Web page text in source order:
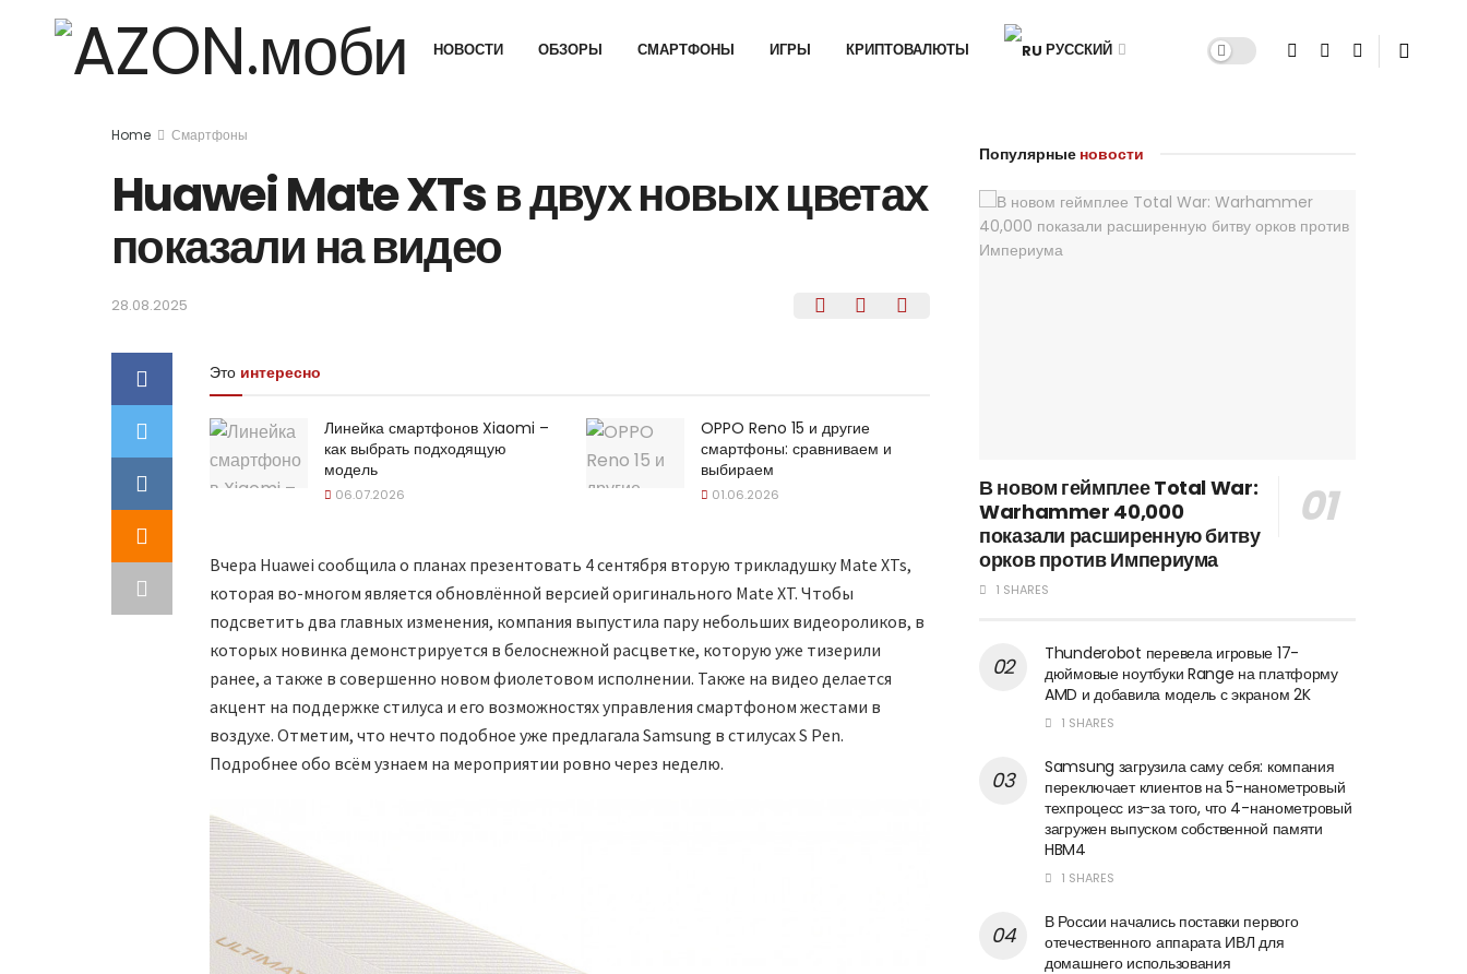
НОВОСТИ ОБЗОРЫ СМАРТФОНЫ ИГРЫ КРИПТОВАЛЮТЫ РУССКИЙ
Home Смартфоны
Huawei Mate XTs в двух новых цветах
показали на видео
28.08.2025
Это интересно
Линейка смартфонов Xiaomi –
как выбрать подходящую
модель
06.07.2026
OPPO Reno 15 и другие
смартфоны: сравниваем и
выбираем
01.06.2026
Вчера Huawei сообщила о планах презентовать 4 сентября вторую трикладушку Mate XTs,
которая во-многом является обновлённой версией оригинального Mate XT. Чтобы
подсветить два главных изменения, компания выпустила пару небольших видеороликов, в
которых новинка демонстрируется в белоснежной расцветке, которую уже тизерили
ранее, а также в совершенно новом фиолетовом исполнении. Также на видео делается
акцент на поддержке стилуса и его возможностях управления смартфоном жестами в
воздухе. Отметим, что нечто подобное уже предлагала Samsung в стилусах S Pen.
Подробнее обо всём узнаем на мероприятии ровно через неделю.
Популярные новости
В новом геймплее Total War:
Warhammer 40,000
показали расширенную битву
орков против Империума
1 SHARES
Thunderobot перевела игровые 17-
дюймовые ноутбуки Range на платформу
AMD и добавила модель с экраном 2K
1 SHARES
Samsung загрузила саму себя: компания
переключает клиентов на 5-нанометровый
техпроцесс из-за того, что 4-нанометровый
загружен выпуском собственной памяти
HBM4
1 SHARES
В России начались поставки первого
отечественного аппарата ИВЛ для
домашнего использования